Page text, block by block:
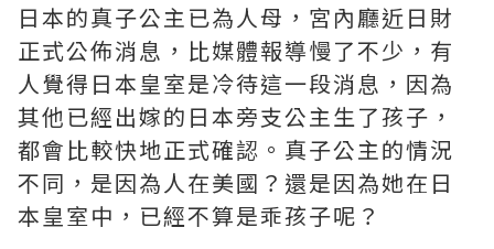
日本的真子公主已為人母，宮內廳近日財
正式公佈消息，比媒體報導慢了不少，有
人覺得日本皇室是冷待這一段消息，因為
其他已經出嫁的日本旁支公主生了孩子，
都會比較快地正式確認。真子公主的情況
不同，是因為人在美國？還是因為她在日
本皇室中，已經不算是乖孩子呢？